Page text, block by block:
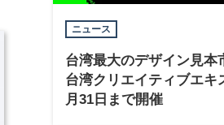
ニュース
台湾最大のデザイン見本
台湾クリエイティブエキ
月31日まで開催